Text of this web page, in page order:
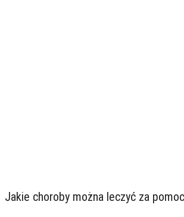
Jakie choroby można leczyć za